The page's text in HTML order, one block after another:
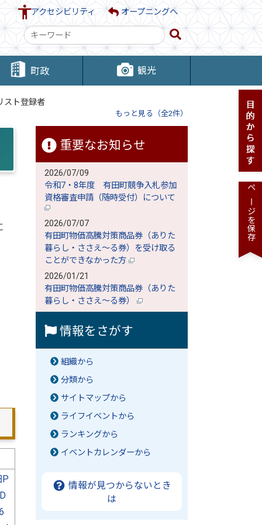
アクセシビリティ オープニングへ
検
索
キ
ー
ー
町政 観光
スト登録者
もっと見る（全2件）
P
重要なお知らせ
2026/07/09
令和7・8年度 有田町競争入札参加
資格審査申請（随時受付）について
2026/07/07
有田町物価高騰対策商品券（ありた
暮らし・ささえ～る券）を受け取る
ことができなかった方
2026/01/21
有田町物価高騰対策商品券（ありた
暮らし・ささえ～る券）
情報をさがす
組織から
分類から
サイトマップから
ライフイベントから
ランキングから
イベントカレンダーから
情報が見つからないとき
は
ページを保存